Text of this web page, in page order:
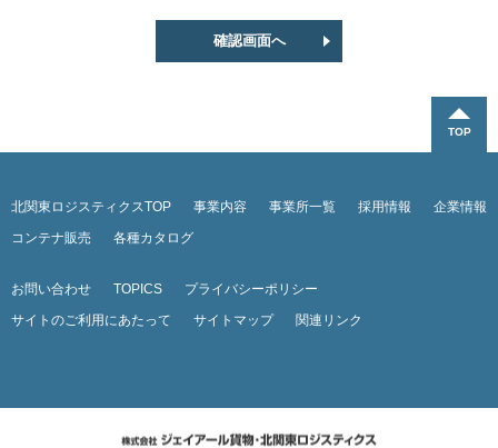
北関東ロジスティクスTOP 事業内容 事業所一覧 採用情報
企業情報
コンテナ販売
各種カタログ
お問い合わせ TOPICS
プライバシーポリシー
サイトのご利用にあたって
サイトマップ 関連リンク